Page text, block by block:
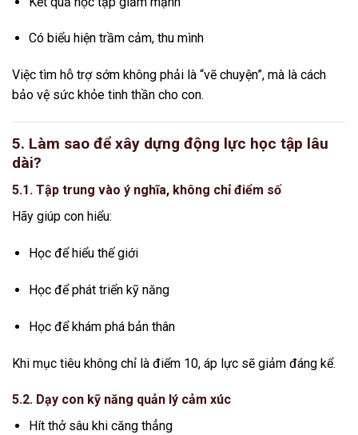
Có biểu hiện trầm cảm, thu mình
Việc tìm hỗ trợ sớm không phải là “vẽ chuyện”, mà là cách
bảo vệ sức khỏe tinh thần cho con.
5. Làm sao để xây dựng động lực học tập lâu
dài?
5.1. Tập trung vào ý nghĩa, không chỉ điểm số
Hãy giúp con hiểu:
Học để hiểu thế giới
Học để phát triển kỹ năng
Học để khám phá bản thân
Khi mục tiêu không chỉ là điểm 10, áp lực sẽ giảm đáng kể.
5.2. Dạy con kỹ năng quản lý cảm xúc
Hít thở sâu khi căng thẳng